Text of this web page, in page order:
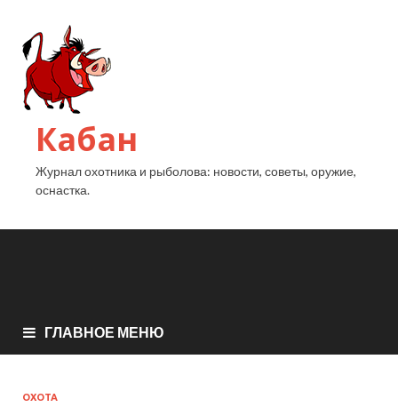
Кабан
Журнал охотника и рыболова: новости, советы, оружие,
оснастка.
ГЛАВНОЕ МЕНЮ
ОХОТА